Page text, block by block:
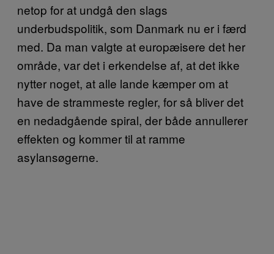
netop for at undgå den slags
underbudspolitik, som Danmark nu er i færd
med. Da man valgte at europæisere det her
område, var det i erkendelse af, at det ikke
nytter noget, at alle lande kæmper om at
have de strammeste regler, for så bliver det
en nedadgående spiral, der både annullerer
effekten og kommer til at ramme
asylansøgerne.